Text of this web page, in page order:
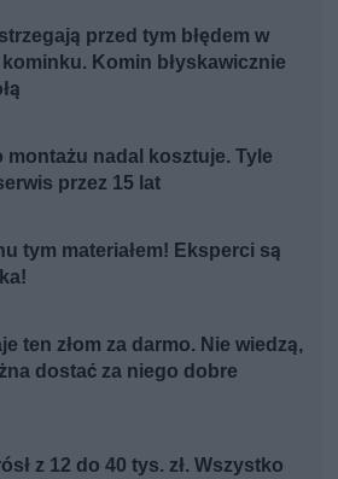
przed tym błędem w
Komin błyskawicznie
montażu nadal kosztuje. Tyle
przez 15 lat
tym materiałem! Eksperci są
ten złom za darmo. Nie wiedzą,
dostać za niego dobre
z 12 do 40 tys. zł. Wszystko